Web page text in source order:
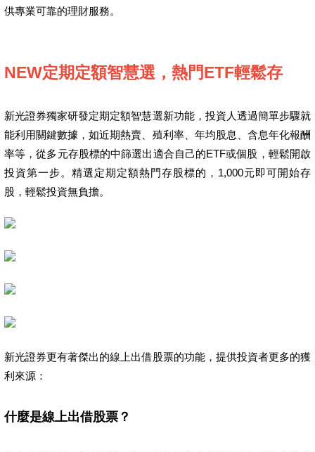
供專業可靠的理財服務。
NEW定期定額智慧選，熱門ETF輕鬆存
新光證券獨家研發定期定額智慧選新功能，投資人透過簡單步驟就
能利用關鍵數據，如近期熱賣、殖利率、年均股息、含息年化報酬
率等，從多元存股標的中篩選出適合自己的ETF或個股，輕鬆開啟
投資第一步。精選定期定額熱門存股標的，1,000元即可開始存
股，輕鬆投資無負擔。
新光證券更有著傑出的線上出借股票的功能，提供投資者更多的獲
利來源：
什麼是線上出借股票？